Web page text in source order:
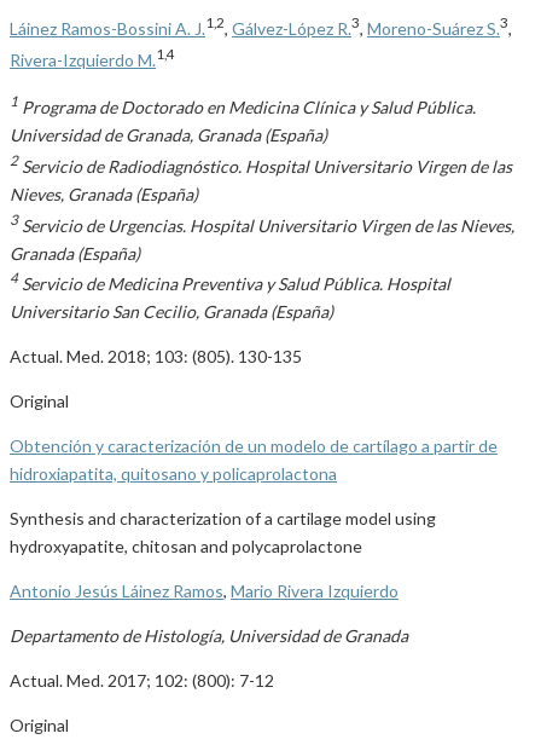
Láinez Ramos-Bossini A. J.1,2, Gálvez-López R.3, Moreno-Suárez S.3,
Rivera-Izquierdo M.1,4
1 Programa de Doctorado en Medicina Clínica y Salud Pública.
Universidad de Granada, Granada (España)
2Servicio de Radiodiagnóstico. Hospital Universitario Virgen de las
Nieves, Granada (España)
3Servicio de Urgencias. Hospital Universitario Virgen de las Nieves,
Granada (España)
4Servicio de Medicina Preventiva y Salud Pública. Hospital
Universitario San Cecilio, Granada (España)
Actual. Med. 2018; 103: (805). 130-135
Original
Obtención y caracterización de un modelo de cartílago a partir de
hidroxiapatita, quitosano y policaprolactona
Synthesis and characterization of a cartilage model using
hydroxyapatite, chitosan and polycaprolactone
Antonio Jesús Láinez Ramos, Mario Rivera Izquierdo
Departamento de Histología, Universidad de Granada
Actual. Med. 2017; 102: (800): 7-12
Original